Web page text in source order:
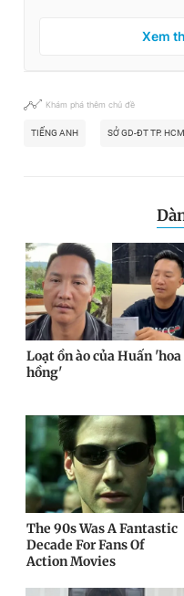
Xem
Khám phá thêm chủ đề
TIẾNG ANH SỞ GD-ĐT TP. HCM